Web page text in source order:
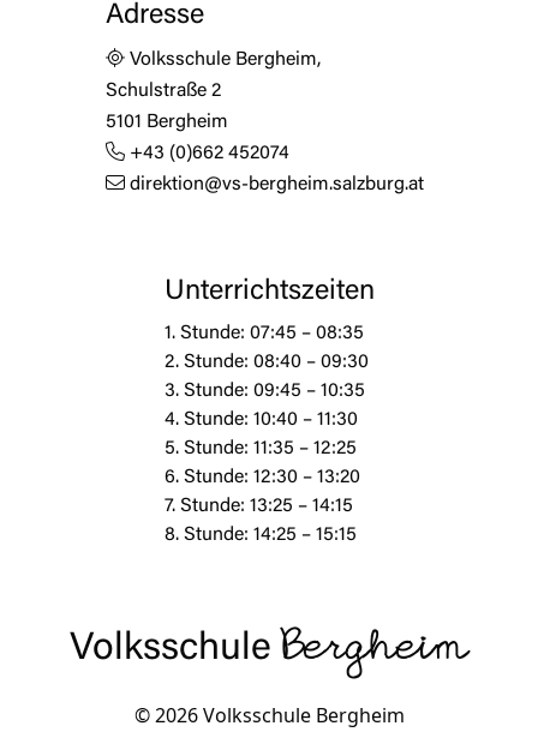
Adresse
Volksschule Bergheim,
Schulstraße 2
5101 Bergheim
+43 (0)662 452074
direktion@vs-bergheim.salzburg.at
Volksschule Bergheim
© 2026 Volksschule Bergheim
Unterrichtszeiten
1. Stunde: 07:45 – 08:35
2. Stunde: 08:40 – 09:30
3. Stunde: 09:45 – 10:35
4. Stunde: 10:40 – 11:30
5. Stunde: 11:35 – 12:25
6. Stunde: 12:30 – 13:20
7. Stunde: 13:25 – 14:15
8. Stunde: 14:25 – 15:15